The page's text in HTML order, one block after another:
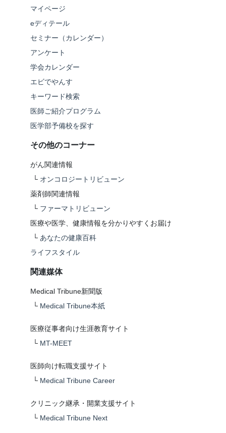
マイページ
eディテール
セミナー（カレンダー）
アンケート
学会カレンダー
エビでやんす
キーワード検索
医師ご紹介プログラム
医学部予備校を探す
その他のコーナー
がん関連情報
└ オンコロジートリビューン
薬剤師関連情報
└ ファーマトリビューン
医療や医学、健康情報を分かりやすくお届け
└ あなたの健康百科
ライフスタイル
関連媒体
Medical Tribune新聞版
└ Medical Tribune本紙
医療従事者向け生涯教育サイト
└ MT-MEET
医師向け転職支援サイト
└ Medical Tribune Career
クリニック継承・開業支援サイト
└ Medical Tribune Next